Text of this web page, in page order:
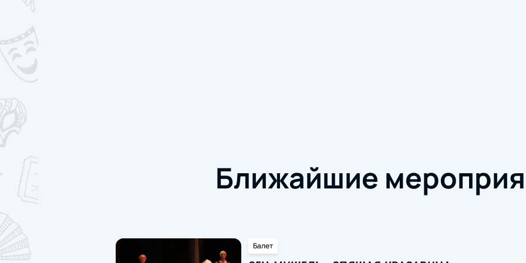
Ближайшие
Балет